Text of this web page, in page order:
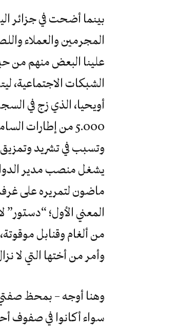
بينما أضحت في جزائر
المجرمين والعملاء
علينا البعض منهم من
الشبكات الاجتماعية،
أويحيا، الذي زج في
5.000 من إطارات
وتسبب في تشريد
يشغل منصب مدير
ماضون لتمريره على
المعني الأول؛
من ألغام وقنابل
وأمر من أختها التي لا
وهنا أوجه – بمحظ صفتي
سواء أكانوا في صفوف